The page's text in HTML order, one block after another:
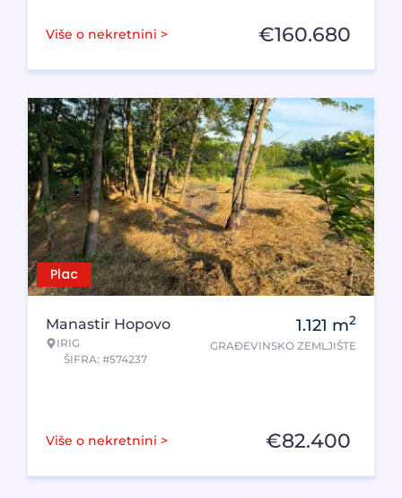
Više o nekretnini > €160.680
Plac
Manastir Hopovo
IRIG
ŠIFRA: #574237
1.121 m2
GRAĐEVINSKO ZEMLJIŠTE
Više o nekretnini > €82.400